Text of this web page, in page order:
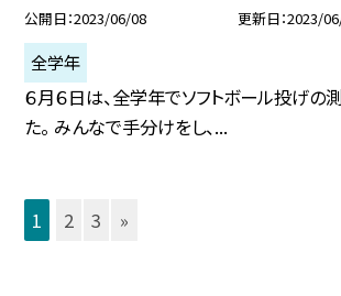
公開日 2023/06/08 更新日 2023/
全学年
６月６日は、全学年でソフトボール投げの
た。 みんなで手分けをし、...
1 2 3 »